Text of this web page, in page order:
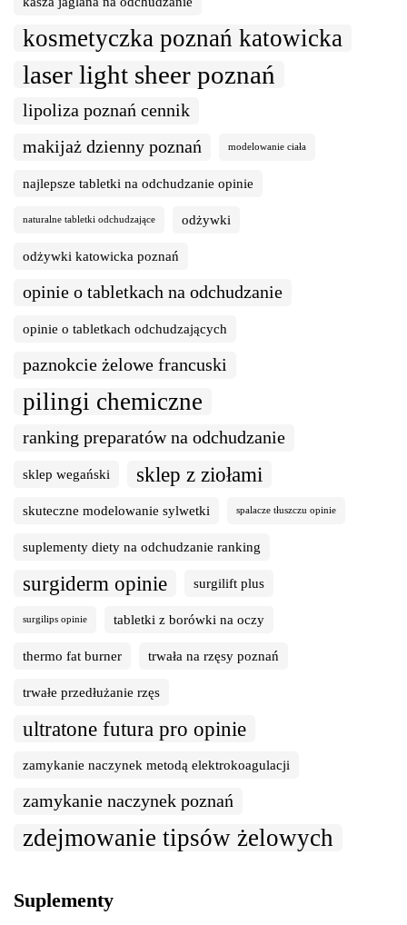
kosmetyczka poznań katowicka
laser light sheer poznań
lipoliza poznań cennik
makijaż dzienny poznań
modelowanie ciała
najlepsze tabletki na odchudzanie opinie
naturalne tabletki odchudzające odżywki
odżywki katowicka poznań
opinie o tabletkach na odchudzanie
opinie o tabletkach odchudzających
paznokcie żelowe francuski
pilingi chemiczne
ranking preparatów na odchudzanie
sklep wegański sklep z ziołami
skuteczne modelowanie sylwetki spalacze tłuszczu opinie
suplementy diety na odchudzanie ranking
surgiderm opinie surgilift plus
surgilips opinie tabletki z borówki na oczy
thermo fat burner trwała na rzęsy poznań
trwałe przedłużanie rzęs
ultratone futura pro opinie
zamykanie naczynek metodą elektrokoagulacji
zamykanie naczynek poznań
zdejmowanie tipsów żelowych
Suplementy